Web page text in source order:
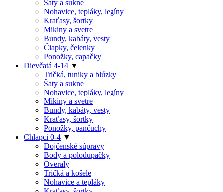
Šaty a sukne
Nohavice, tepláky, legíny
Kraťasy, šortky
Mikiny a svetre
Bundy, kabáty, vesty
Čiapky, čelenky
Ponožky, capačky
Dievčatá 4-14 ▼
Tričká, tuniky a blúzky
Šaty a sukne
Nohavice, tepláky, legíny
Mikiny a svetre
Bundy, kabáty, vesty
Kraťasy, šortky
Ponožky, pančuchy
Chlapci 0-4 ▼
Dojčenské súpravy
Body a polodupačky
Overaly
Tričká a košele
Nohavice a tepláky